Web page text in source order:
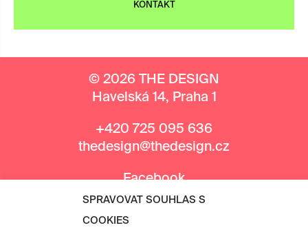
SPRAVOVAT SOUHLAS S
COOKIES
KONTAKT
© 2026 THE DESIGN
Havelská 14, Praha 1
+420 725 095 636
thedesign@thedesign.cz
Facebook
Instagram